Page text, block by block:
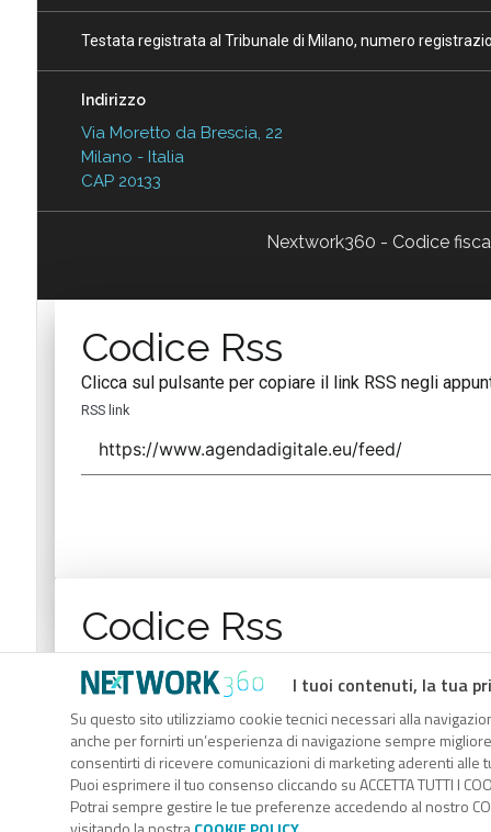
I tuoi contenuti, la tua
Su questo sito utilizziamo cookie tecnici necessari alla
anche per fornirti un’esperienza di navigazione sempre
consentirti di ricevere comunicazioni di marketing aderenti alle
Puoi esprimere il tuo consenso cliccando su ACCETTA TUTTI I
Potrai sempre gestire le tue preferenze accedendo al nostro
Testata registrata al Tribunale di Milano, numero
Indirizzo
Via Moretto da Brescia, 22
Milano - Italia
CAP 20133
Nextwork360 - Codice
Codice Rss
Clicca sul pulsante per copiare il link RSS negli
RSS link
Codice Rss
RSS link